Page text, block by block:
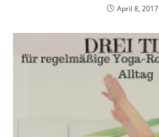
April 8, 2017